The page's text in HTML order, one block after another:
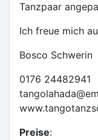
Tanzpaar
Ich freue mich
Bosco Schwerin
0176 24482941
Preise: